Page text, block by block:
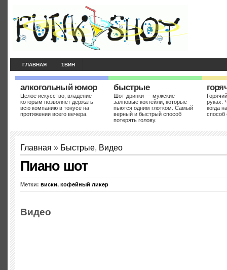
ГЛАВНАЯ 1ВИН
алкогольный юмор
Целое искусство, владение
которым позволяет держать
всю компанию в тонусе на
протяжении всего вечера.
быстрые
Шот-дринки — мужские
залповые коктейли, которые
пьются одним глотком. Самый
верный и быстрый способ
потерять голову.
руках.
когда
способ
Главная » Быстрые, Видео
Пиано шот
Метки: виски, кофейный ликер
Видео